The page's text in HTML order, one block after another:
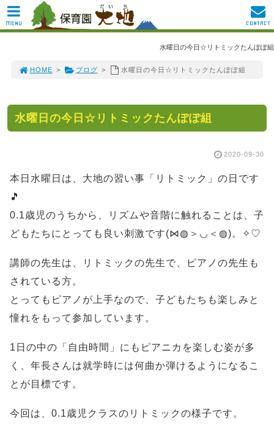
水曜日の今日☆リトミックたんぽぽ組
HOME > ブログ > 水曜日の今日☆リトミックたんぽぽ組
水曜日の今日☆リトミックたんぽぽ組
2020-09-30
本日水曜日は、大地の習い事「リトミック」の日です
🎵
0.1歳児のうちから、リズムや音階に触れることは、子
どもたちにとっても良い刺激です(⋈◍＞◡＜◍)。✧♡
講師の先生は、リトミックの先生で、ピアノの先生も
されている方。
とってもピアノが上手なので、子どもたちも楽しみと
憧れをもって参加しています。
1日の中の「自由時間」にもピアニカを楽しむ姿が多
く、年長さんは就学時には何曲か弾けるようになるこ
とが目標です。
今回は、0.1歳児クラスのリトミックの様子です。
MENU CONTACT